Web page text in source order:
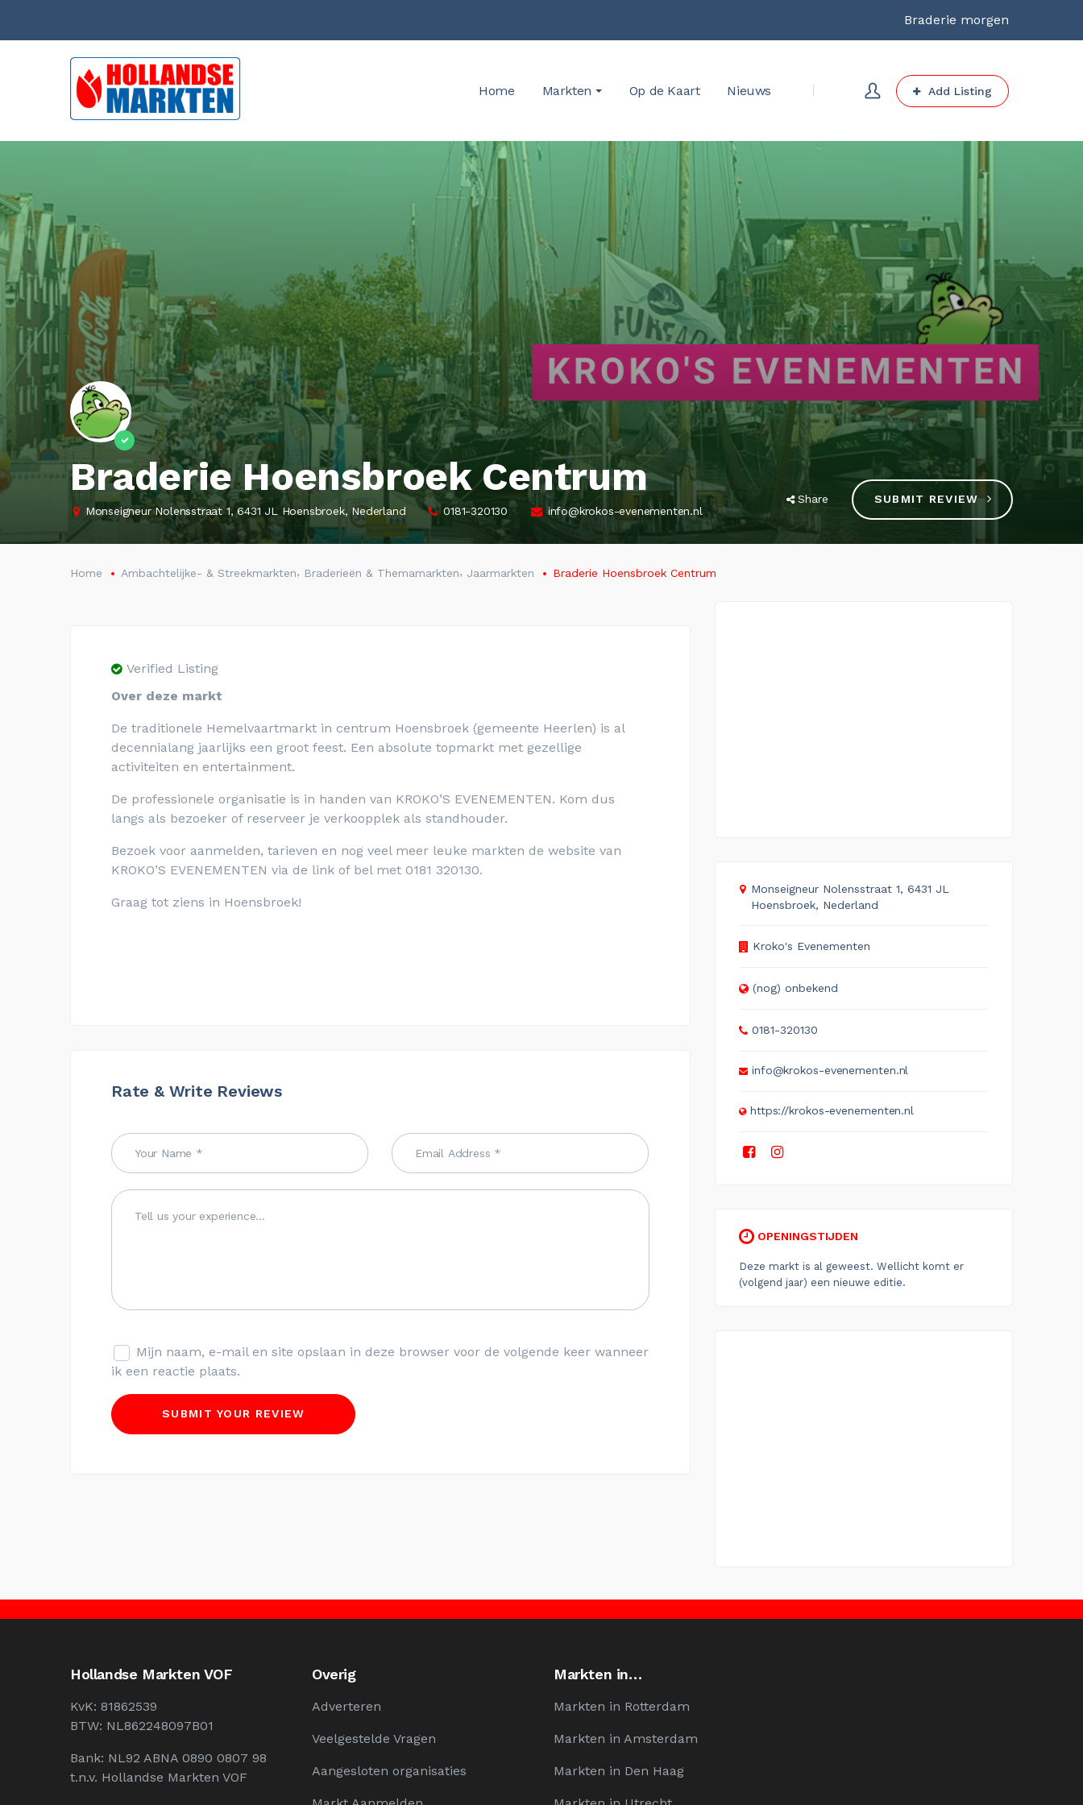
Braderie morgen
Home Markten Op de Kaart Nieuws Add Listing
Braderie Hoensbroek Centrum
Monseigneur Nolensstraat 1, 6431 JL Hoensbroek, Nederland 0181-320130 info@krokos-evenementen.nl
Share SUBMIT REVIEW
Home Ambachtelijke- & Streekmarkten, Braderieën & Themamarkten, Jaarmarkten Braderie Hoensbroek Centrum
Verified Listing
Over deze markt
De traditionele Hemelvaartmarkt in centrum Hoensbroek (gemeente Heerlen) is al
decennialang jaarlijks een groot feest. Een absolute topmarkt met gezellige
activiteiten en entertainment.
De professionele organisatie is in handen van KROKO’S EVENEMENTEN. Kom dus
langs als bezoeker of reserveer je verkoopplek als standhouder.
Bezoek voor aanmelden, tarieven en nog veel meer leuke markten de website van
KROKO’S EVENEMENTEN via de link of bel met 0181 320130.
Graag tot ziens in Hoensbroek!
Rate & Write Reviews
Mijn naam, e-mail en site opslaan in deze browser voor de volgende keer wanneer
ik een reactie plaats.
Monseigneur Nolensstraat 1, 6431 JL
Hoensbroek, Nederland
Kroko's Evenementen
(nog) onbekend
0181-320130
info@krokos-evenementen.nl
https://krokos-evenementen.nl
OPENINGSTIJDEN
Deze markt is al geweest. Wellicht komt er
(volgend jaar) een nieuwe editie.
Hollandse Markten VOF
KvK: 81862539
BTW: NL862248097B01
Bank: NL92 ABNA 0890 0807 98
t.n.v. Hollandse Markten VOF
Overig
Adverteren
Veelgestelde Vragen
Aangesloten organisaties
Markten in…
Markten in Rotterdam
Markten in Amsterdam
Markten in Den Haag